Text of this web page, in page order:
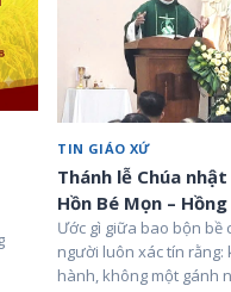
TIN GIÁO XỨ
Thánh lễ Chúa
Hồn Bé Mọn –
Ước gì giữa bao bộn bề
người luôn xác tín rằng:
hành, không một gánh